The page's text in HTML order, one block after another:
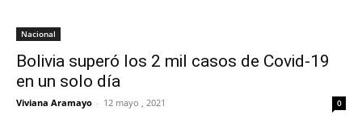
Nacional
Bolivia superó los 2 mil casos de Covid-19
en un solo día
Viviana Aramayo - 12 mayo , 2021 0